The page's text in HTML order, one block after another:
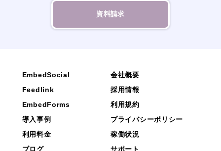
資料請求
EmbedSocial
Feedlink
EmbedForms
導入事例
利用料金
ブログ
会社概要
採用情報
利用規約
プライバシーポリシー
稼働状況
サポート